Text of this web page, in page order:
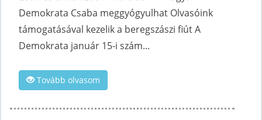
Demokrata Csaba meggyógyulhat Olvasóink
támogatásával kezelik a beregszászi fiút A
Demokrata január 15-i szám...
Tovább olvasom